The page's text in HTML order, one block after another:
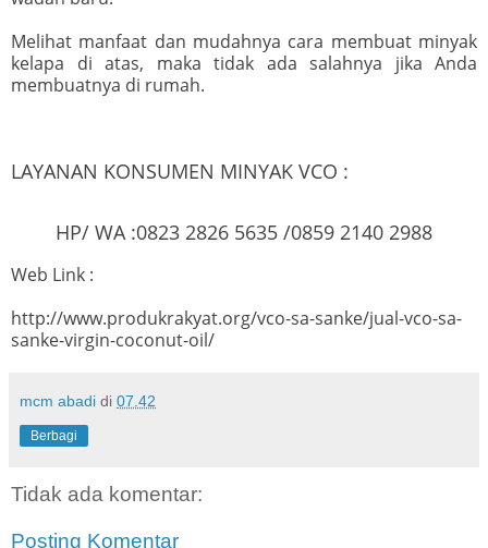
Melihat manfaat dan mudahnya cara membuat minyak
kelapa di atas, maka tidak ada salahnya jika Anda
membuatnya di rumah.
LAYANAN KONSUMEN MINYAK VCO :
HP/ WA :0823 2826 5635 /0859 2140 2988
Web Link :
http://www.produkrakyat.org/vco-sa-sanke/jual-vco-sa-
sanke-virgin-coconut-oil/
mcm abadi di 07.42
Berbagi
Tidak ada komentar:
Posting Komentar